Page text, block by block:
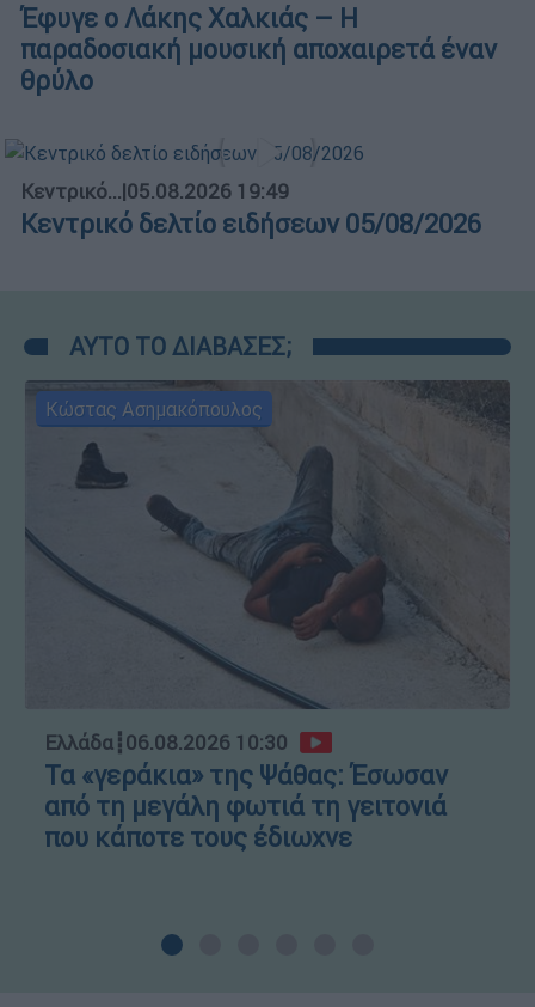
Έφυγε ο Λάκης Χαλκιάς – Η
παραδοσιακή μουσική αποχαιρετά έναν
θρύλο
Κεντρικό...|05.08.2026 19:49
Κεντρικό δελτίο ειδήσεων 05/08/2026
ΑΥΤΟ ΤΟ ΔΙΑΒΑΣΕΣ;
Κώστας Ασημακόπουλος
Ελλάδα┋06.08.2026 10:30
Τα «γεράκια» της Ψάθας: Έσωσαν
από τη μεγάλη φωτιά τη γειτονιά
που κάποτε τους έδιωχνε